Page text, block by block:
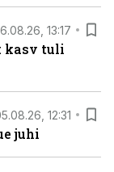
13:17
kasv tuli
12:31
juhi